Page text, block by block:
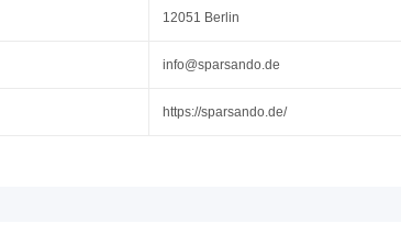
12051 Berlin
info@sparsando.de
https://sparsando.de/